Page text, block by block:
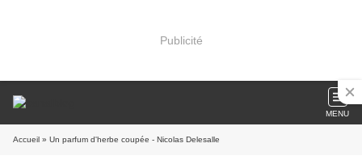
Publicité
MENU
Accueil » Un parfum d'herbe coupée - Nicolas Delesalle